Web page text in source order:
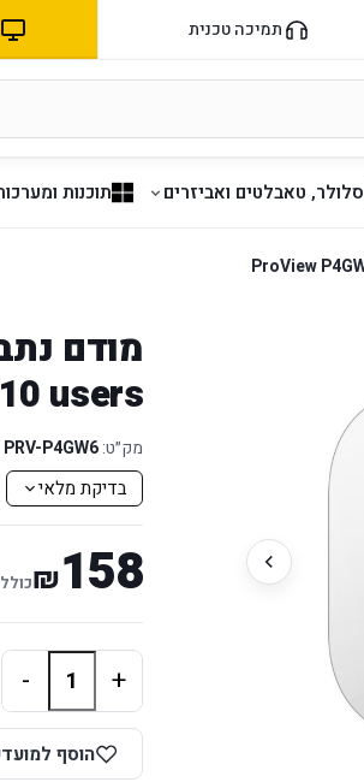
תמיכה טכנית
סלולר, טאבלטים ואביזרים תוכנות
users
מק״ט:PRV-P4GW6
בדיקת מלאי
158
₪
+
-
הוסף